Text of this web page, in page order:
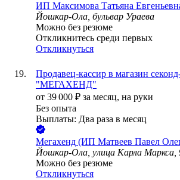
ИП Максимова Татьяна
Йошкар-Ола, бульвар Ураева
Можно без резюме
Откликнитесь среди первых
Откликнуться
Продавец-кассир в магазин
"МЕГАХЕНД"
от 39 000 ₽ за месяц, на руки
Без опыта
Выплаты: Два раза в месяц
Мегахенд (ИП Матвеев Павел
Йошкар-Ола, улица Карла Маркса,
Можно без резюме
Откликнуться